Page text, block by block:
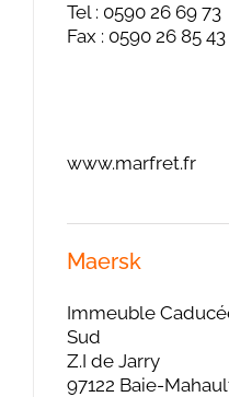
Tel : 0590 26 69 73
Fax : 0590 26 85 43
www.marfret.fr
Maersk
Immeuble
Sud
Z.I de Jarry
97122 Baie-